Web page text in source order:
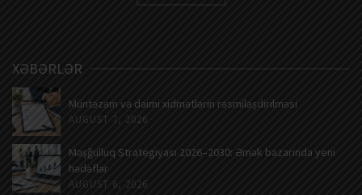
XƏBƏRLƏR
Müntəzəm və daimi xidmətlərin rəsmiləşdirilməsi
AUGUST 7, 2026
Məşğulluq Strategiyası 2026–2030: Əmək bazarında yeni
hədəflər
AUGUST 6, 2026